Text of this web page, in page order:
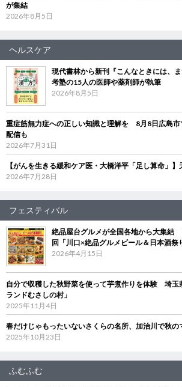
が集結
2026年8月5日
ヘルスケア
現代書林から新刊『こんなときには、
考塾の15人の医師や薬剤師が執筆
2026年8月5日
重症筋無力症への正しい知識と理解を 8月8日広島市
配信も
2026年7月31日
【がんを生きる緩和ケア医・大橋洋平「足し算命」】
2026年7月28日
フェスティバル
絶品屋台グルメが全国各地から大集結
回「川口×絶品グルメビール＆日本酒祭
2026年4月15日
自分で収穫した秋野菜を使って芋煮作りを体験 埼玉
ランドむさしの村」
2025年11月4日
春だけじゃもったいないさくらの名所、加治川で秋の
2025年10月23日
ふむふむ